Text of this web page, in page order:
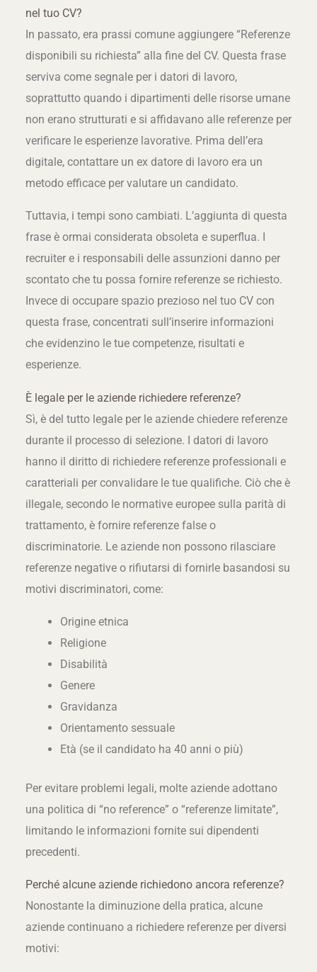
nel tuo CV?
In passato, era prassi comune aggiungere “Referenze
disponibili su richiesta” alla fine del CV. Questa frase
serviva come segnale per i datori di lavoro,
soprattutto quando i dipartimenti delle risorse umane
non erano strutturati e si affidavano alle referenze per
verificare le esperienze lavorative. Prima dell’era
digitale, contattare un ex datore di lavoro era un
metodo efficace per valutare un candidato.
Tuttavia, i tempi sono cambiati. L’aggiunta di questa
frase è ormai considerata obsoleta e superflua. I
recruiter e i responsabili delle assunzioni danno per
scontato che tu possa fornire referenze se richiesto.
Invece di occupare spazio prezioso nel tuo CV con
questa frase, concentrati sull’inserire informazioni
che evidenzino le tue competenze, risultati e
esperienze.
È legale per le aziende richiedere referenze?
Sì, è del tutto legale per le aziende chiedere referenze
durante il processo di selezione. I datori di lavoro
hanno il diritto di richiedere referenze professionali e
caratteriali per convalidare le tue qualifiche. Ciò che è
illegale, secondo le normative europee sulla parità di
trattamento, è fornire referenze false o
discriminatorie. Le aziende non possono rilasciare
referenze negative o rifiutarsi di fornirle basandosi su
motivi discriminatori, come:
Origine etnica
Religione
Disabilità
Genere
Gravidanza
Orientamento sessuale
Età (se il candidato ha 40 anni o più)
Per evitare problemi legali, molte aziende adottano
una politica di “no reference” o “referenze limitate”,
limitando le informazioni fornite sui dipendenti
precedenti.
Perché alcune aziende richiedono ancora referenze?
Nonostante la diminuzione della pratica, alcune
aziende continuano a richiedere referenze per diversi
motivi: